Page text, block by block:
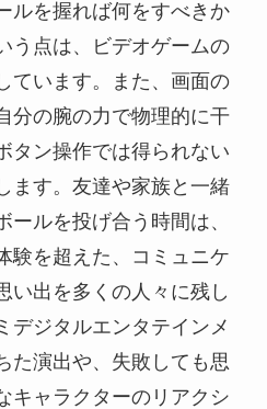
ルを握れば何をすべきか
う点は、ビデオゲームの
ています。また、画面の
分の腕の力で物理的に干
タン操作では得られない
ます。友達や家族と一緒
ルを投げ合う時間は、
験を超えた、コミュニケ
い出を多くの人々に残し
デジタルエンタテインメ
た演出や、失敗しても思
キャラクターのリアクシ